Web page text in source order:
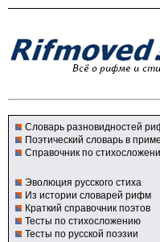
Словарь разновидностей
Поэтический словарь в
Справочник по
Эволюция русского стиха
Из истории словарей рифм
Краткий справочник поэтов
Тесты по стихосложению
Тесты по русской поэзии